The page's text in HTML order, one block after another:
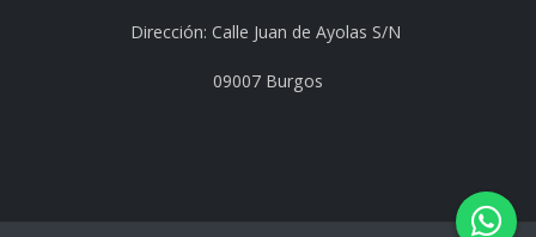
Dirección: Calle Juan de Ayolas S/N
09007 Burgos